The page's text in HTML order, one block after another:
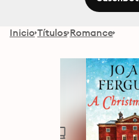
Inicio Títulos Romance